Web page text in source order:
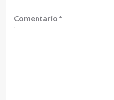
Comentario *